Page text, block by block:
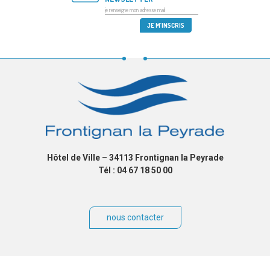
Hôtel de Ville – 34113 Frontignan la Peyrade
Tél : 04 67 18 50 00
nous contacter